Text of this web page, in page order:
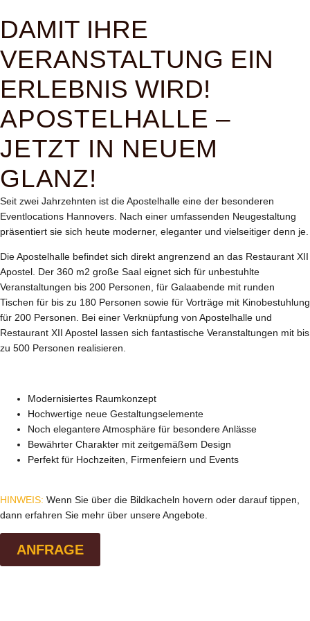
DAMIT IHRE
VERANSTALTUNG EIN
ERLEBNIS WIRD!
APOSTELHALLE –
JETZT IN NEUEM
GLANZ!
Seit zwei Jahrzehnten ist die Apostelhalle eine der besonderen
Eventlocations Hannovers. Nach einer umfassenden Neugestaltung
präsentiert sie sich heute moderner, eleganter und vielseitiger denn je.
Die Apostelhalle befindet sich direkt angrenzend an das Restaurant XII
Apostel. Der 360 m2 große Saal eignet sich für unbestuhlte
Veranstaltungen bis 200 Personen, für Galaabende mit runden
Tischen für bis zu 180 Personen sowie für Vorträge mit Kinobestuhlung
für 200 Personen. Bei einer Verknüpfung von Apostelhalle und
Restaurant XII Apostel lassen sich fantastische Veranstaltungen mit bis
zu 500 Personen realisieren.
Modernisiertes Raumkonzept
Hochwertige neue Gestaltungselemente
Noch elegantere Atmosphäre für besondere Anlässe
Bewährter Charakter mit zeitgemäßem Design
Perfekt für Hochzeiten, Firmenfeiern und Events
HINWEIS: Wenn Sie über die Bildkacheln hovern oder darauf tippen,
dann erfahren Sie mehr über unsere Angebote.
ANFRAGE